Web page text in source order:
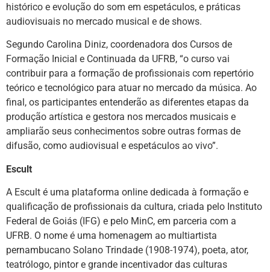
histórico e evolução do som em espetáculos, e práticas
audiovisuais no mercado musical e de shows.
Segundo Carolina Diniz, coordenadora dos Cursos de
Formação Inicial e Continuada da UFRB, “o curso vai
contribuir para a formação de profissionais com repertório
teórico e tecnológico para atuar no mercado da música. Ao
final, os participantes entenderão as diferentes etapas da
produção artística e gestora nos mercados musicais e
ampliarão seus conhecimentos sobre outras formas de
difusão, como audiovisual e espetáculos ao vivo”.
Escult
A Escult é uma plataforma online dedicada à formação e
qualificação de profissionais da cultura, criada pelo Instituto
Federal de Goiás (IFG) e pelo MinC, em parceria com a
UFRB. O nome é uma homenagem ao multiartista
pernambucano Solano Trindade (1908-1974), poeta, ator,
teatrólogo, pintor e grande incentivador das culturas